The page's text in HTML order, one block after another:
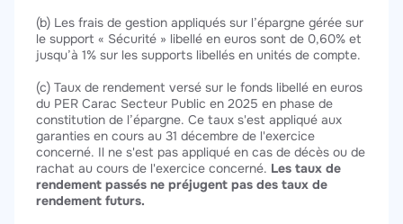
(b) Les frais de gestion appliqués sur l’épargne gérée sur
le support « Sécurité » libellé en euros sont de 0,60% et
jusqu’à 1% sur les supports libellés en unités de compte.
(c) Taux de rendement versé sur le fonds libellé en euros
du PER Carac Secteur Public en 2025 en phase de
constitution de l’épargne. Ce taux s'est appliqué aux
garanties en cours au 31 décembre de l'exercice
concerné. Il ne s'est pas appliqué en cas de décès ou de
rachat au cours de l'exercice concerné. Les taux de
rendement passés ne préjugent pas des taux de
rendement futurs.